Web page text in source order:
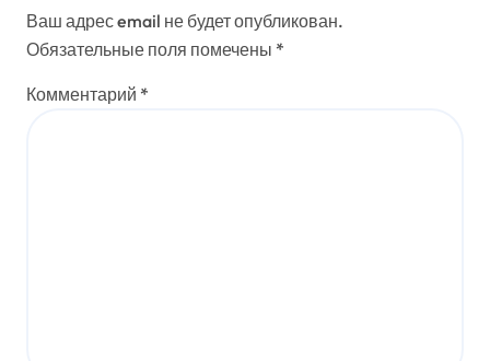
Ваш адрес email не будет опубликован.
Обязательные поля помечены *
Комментарий *